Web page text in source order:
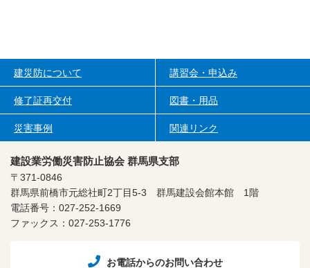
建災防について 講習会・申込み
修了証再交付 図書・用品
災害事例 関連リンク
建設業労働災害防止協会 群馬県支部
〒371-0846
群馬県前橋市元総社町2丁目5-3 群馬建設会館本館 1階
電話番号：027-252-1669
ファックス：027-253-1776
お電話からのお問い合わせ